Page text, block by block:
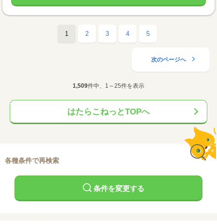
1 2 3 4 5
次のページへ
1,509件中、1～25件を表示
はたらこねっとTOPへ
各種条件で再検索
条件を変更する